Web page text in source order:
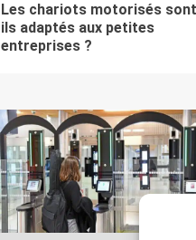
Les chariots motorisés
ils adaptés aux petites
entreprises ?